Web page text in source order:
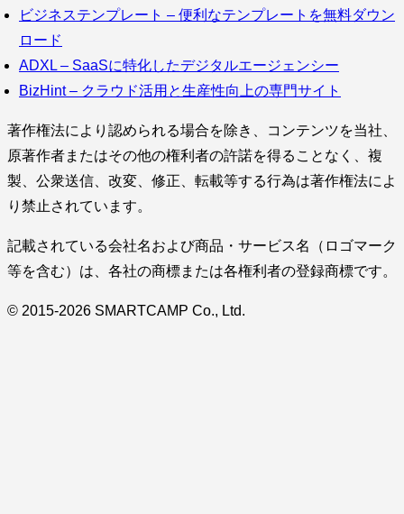
ビジネステンプレート – 便利なテンプレートを無料ダウン
ロード
ADXL – SaaSに特化したデジタルエージェンシー
BizHint – クラウド活用と生産性向上の専門サイト
著作権法により認められる場合を除き、コンテンツを当社、
原著作者またはその他の権利者の許諾を得ることなく、複
製、公衆送信、改変、修正、転載等する行為は著作権法によ
り禁止されています。
記載されている会社名および商品・サービス名（ロゴマーク
等を含む）は、各社の商標または各権利者の登録商標です。
© 2015-2026 SMARTCAMP Co., Ltd.